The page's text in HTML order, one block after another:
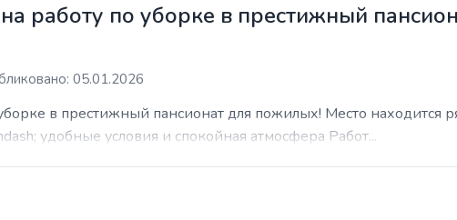
работу по уборке в престижный
05.01.2026
в престижный пансионат для пожилых! Место находится
удобные условия и спокойная атмосфера Работ...